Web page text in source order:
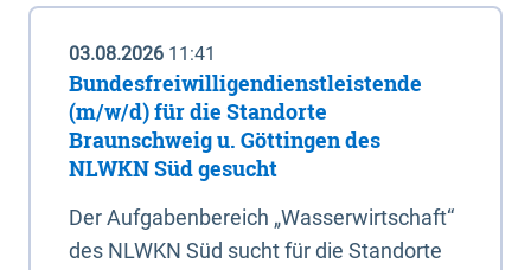
03.08.2026 11:41
Bundesfreiwilligendienstleistende
(m/w/d) für die Standorte
Braunschweig u. Göttingen des
NLWKN Süd gesucht
Der Aufgabenbereich „Wasserwirtschaft“
des NLWKN Süd sucht für die Standorte